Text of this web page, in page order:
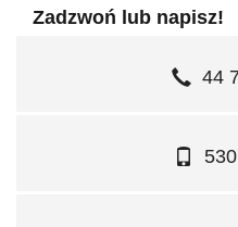
Zadzwoń lub napisz!
44